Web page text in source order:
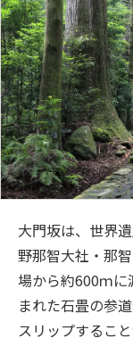
大門坂は、世界
野那智大社・那
場から約600ｍに
まれた石畳の参
スリップすること